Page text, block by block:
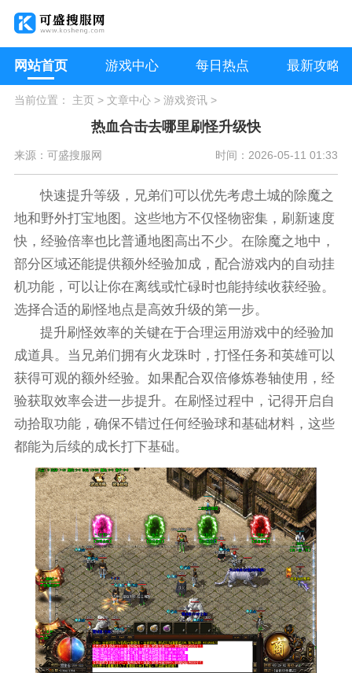
网站首页 游戏中心 每日热点 最新攻略
当前位置： 主页> 文章中心> 游戏资讯>
热血合击去哪里刷怪升级快
来源：可盛搜服网 时间：2026-05-11 01:33
快速提升等级，兄弟们可以优先考虑土城的除魔之
地和野外打宝地图。这些地方不仅怪物密集，刷新速度
快，经验倍率也比普通地图高出不少。在除魔之地中，
部分区域还能提供额外经验加成，配合游戏内的自动挂
机功能，可以让你在离线或忙碌时也能持续收获经验。
选择合适的刷怪地点是高效升级的第一步。
提升刷怪效率的关键在于合理运用游戏中的经验加
成道具。当兄弟们拥有火龙珠时，打怪任务和英雄可以
获得可观的额外经验。如果配合双倍修炼卷轴使用，经
验获取效率会进一步提升。在刷怪过程中，记得开启自
动拾取功能，确保不错过任何经验球和基础材料，这些
都能为后续的成长打下基础。